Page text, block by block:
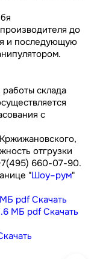
до
и последующую
склада
с
отгрузки
660-07-90.
"Шоу–рум"
pdf Скачать
МБ pdf Скачать